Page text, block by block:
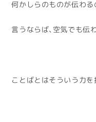
何かしらのものが伝わる
言うならば、空気でも伝
ことばとはそういう力を